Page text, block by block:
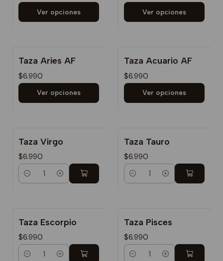
Ver opciones Ver opciones
Taza Aries AF
$6.990
Ver opciones
Taza Acuario AF
$6.990
Ver opciones
Taza Virgo
$6.990
Cantidad
Taza Tauro
$6.990
Cantidad
Taza Escorpio
$6.990
Taza Pisces
$6.990